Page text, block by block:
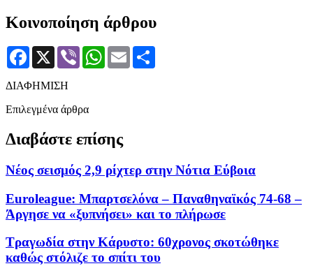
Κοινοποίηση άρθρου
Facebook
X Viber WhatsApp
Email
ΔΙΑΦΗΜΙΣΗ
Επιλεγμένα άρθρα
Διαβάστε επίσης
Νέος σεισμός 2,9 ρίχτερ στην Νότια Εύβοια
Euroleague: Μπαρτσελόνα – Παναθηναϊκός 74-68 –
Άργησε να «ξυπνήσει» και το πλήρωσε
Τραγωδία στην Κάρυστο: 60χρονος σκοτώθηκε
καθώς στόλιζε το σπίτι του